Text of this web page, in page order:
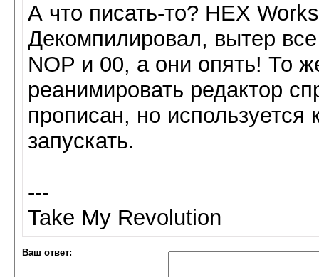
А что писать-то? HEX
Декомпилировал, вытер
NOP и 00, а они опять! То
реанимировать редактор
прописан, но
запускать.
---
Take My Revolution
Ваш ответ: